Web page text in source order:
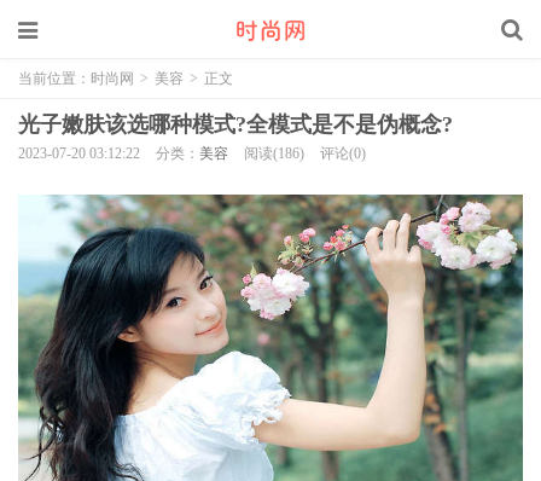
当前位置： 时尚网 > 美容 > 正文
光子嫩肤该选哪种模式?全模式是不是伪概念?
2023-07-20 03:12:22 分类： 美容 阅读(186) 评论(0)